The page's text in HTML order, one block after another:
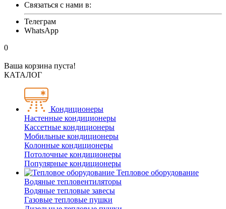
Связаться с нами в:
Телеграм
WhatsApp
0
Ваша корзина пуста!
КАТАЛОГ
Кондиционеры
Настенные кондиционеры
Кассетные кондиционеры
Мобильные кондиционеры
Колонные кондиционеры
Потолочные кондиционеры
Популярные кондиционеры
Тепловое оборудование
Водяные тепловентиляторы
Водяные тепловые завесы
Газовые тепловые пушки